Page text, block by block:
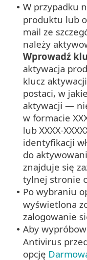
• W przypadku
produktu lub
mail ze
należy
Wprowadź
aktywacja
klucz
postaci, w
aktywacji —
w formacie
lub XXXX-
identyfikacji
do
znajduje się
tylnej stronie
• Po wybraniu
wyświetlona
zalogowanie
• Aby
Antivirus
opcję